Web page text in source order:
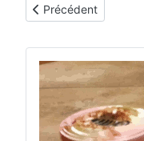
Article précédent :
Précédent